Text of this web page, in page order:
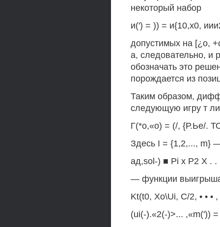
некоторый набор
и(') = )) = и{10,х0,
допустимых на [¿о,
а, следовательно, и
обозначать это
порождается из
Таким образом,
следующую игру т
Г(*о,«о) = (/, {Р.Ье/.
Здесь I = {1,2,..., m}
ад,sol-) ■ Pi х Р2 X .
— функции
Kt(t0, Xo\Ui, С/2, • •
(ui(-).«2(-)>... ,«m('))